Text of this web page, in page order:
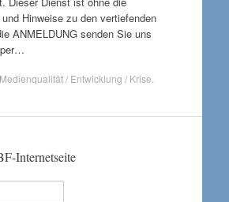
Hinweise zu den vertiefenden
ANMELDUNG senden Sie uns
Medienqualität / Entwicklung / Krise
Internetseite